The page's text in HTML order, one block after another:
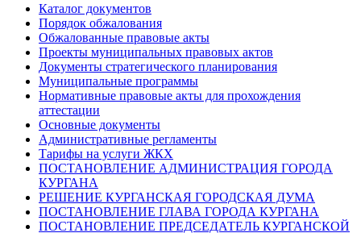
Каталог документов
Порядок обжалования
Обжалованные правовые акты
Проекты муниципальных правовых актов
Документы стратегического планирования
Муниципальные программы
Нормативные правовые акты для прохождения
аттестации
Основные документы
Административные регламенты
Тарифы на услуги ЖКХ
ПОСТАНОВЛЕНИЕ АДМИНИСТРАЦИЯ ГОРОДА
КУРГАНА
РЕШЕНИЕ КУРГАНСКАЯ ГОРОДСКАЯ ДУМА
ПОСТАНОВЛЕНИЕ ГЛАВА ГОРОДА КУРГАНА
ПОСТАНОВЛЕНИЕ ПРЕДСЕДАТЕЛЬ КУРГАНСКОЙ